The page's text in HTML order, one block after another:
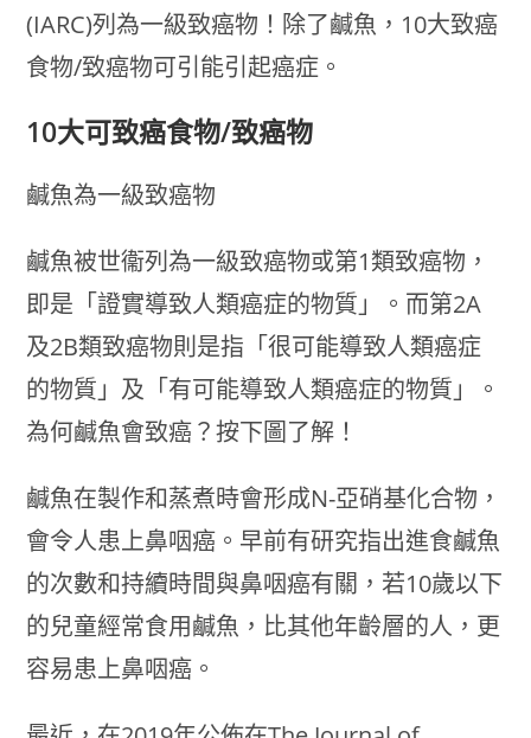
(IARC)列為一級致癌物！除了鹹魚，10大致癌
食物/致癌物可引能引起癌症。
10大可致癌食物/致癌物
鹹魚為一級致癌物
鹹魚被世衞列為一級致癌物或第1類致癌物，
即是「證實導致人類癌症的物質」。而第2A
及2B類致癌物則是指「很可能導致人類癌症
的物質」及「有可能導致人類癌症的物質」。
為何鹹魚會致癌？按下圖了解！
鹹魚在製作和蒸煮時會形成N-亞硝基化合物，
會令人患上鼻咽癌。早前有研究指出進食鹹魚
的次數和持續時間與鼻咽癌有關，若10歲以下
的兒童經常食用鹹魚，比其他年齡層的人，更
容易患上鼻咽癌。